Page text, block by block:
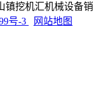
镇挖机汇机械设备销
号-3 网站地图